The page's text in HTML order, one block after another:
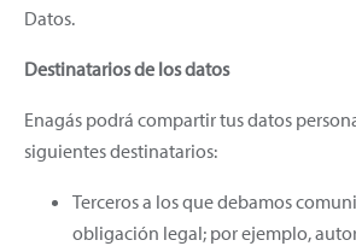
Datos.
Destinatarios de los datos
Enagás podrá compartir tus datos
siguientes destinatarios:
Terceros a los que debamos
obligación legal; por ejemplo,